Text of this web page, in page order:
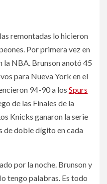
remontadas lo hicieron
Por primera vez en
la NBA. Brunson anotó 45
para Nueva York en el
94-90 a los Spurs
de las Finales de la
Knicks ganaron la serie
de doble dígito en cada
por la noche. Brunson y
tengo palabras. Es todo